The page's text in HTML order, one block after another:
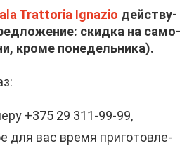
Trattoria Ignazio дей­ству­
скид­ка на са­мо­
кро­ме по­не­дель­ни­ка).
+375 29 311-99-99,
для вас вре­мя при­го­тов­ле­